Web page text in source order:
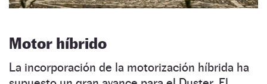
Motor híbrido
La incorporación de la motorización híbrida ha